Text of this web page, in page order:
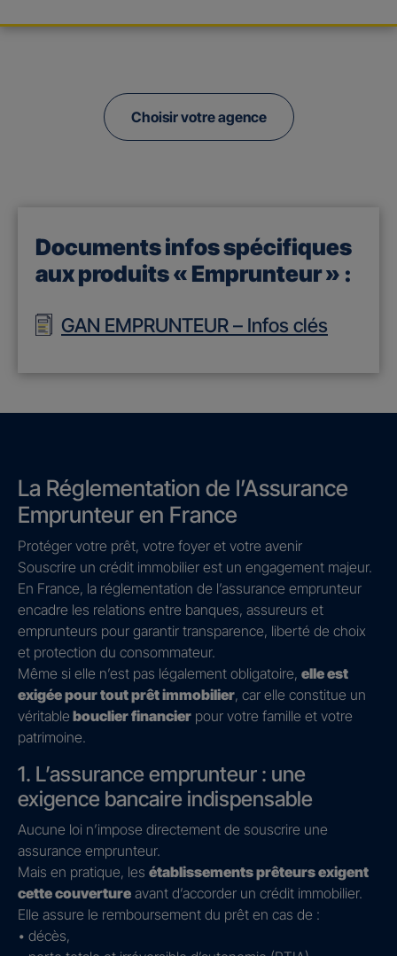
Choisir votre agence
Documents infos spécifiques
aux produits « Emprunteur » :
GAN EMPRUNTEUR – Infos clés
La Réglementation de l’Assurance
Emprunteur en France
Protéger votre prêt, votre foyer et votre avenir
Souscrire un crédit immobilier est un engagement majeur.
En France, la réglementation de l’assurance emprunteur
encadre les relations entre banques, assureurs et
emprunteurs pour garantir transparence, liberté de choix
et protection du consommateur.
Même si elle n’est pas légalement obligatoire, elle est
exigée pour tout prêt immobilier, car elle constitue un
véritable bouclier financier pour votre famille et votre
patrimoine.
1. L’assurance emprunteur : une
exigence bancaire indispensable
Aucune loi n’impose directement de souscrire une
assurance emprunteur.
Mais en pratique, les établissements prêteurs exigent
cette couverture avant d’accorder un crédit immobilier.
Elle assure le remboursement du prêt en cas de :
• décès,